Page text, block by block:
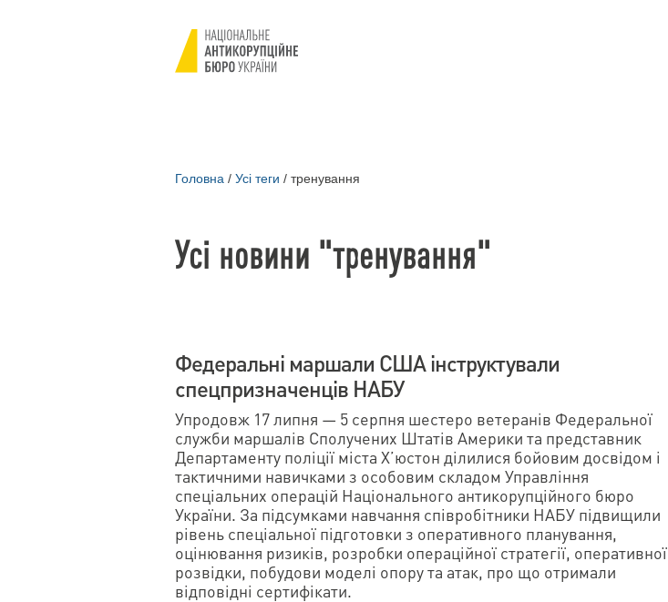
Головна / Усі теги / тренування
Усі новини "тренування"
Федеральні маршали США інструктували
спецпризначенців НАБУ
Упродовж 17 липня — 5 серпня шестеро ветеранів Федеральної
служби маршалів Сполучених Штатів Америки та представник
Департаменту поліції міста Х’юстон ділилися бойовим досвідом і
тактичними навичками з особовим складом Управління
спеціальних операцій Національного антикорупційного бюро
України. За підсумками навчання співробітники НАБУ підвищили
рівень спеціальної підготовки з оперативного планування,
оцінювання ризиків, розробки операційної стратегії, оперативної
розвідки, побудови моделі опору та атак, про що отримали
відповідні сертифікати.